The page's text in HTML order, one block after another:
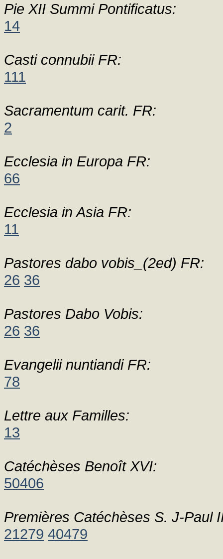
Pie XII Summi Pontificatus:
14
Casti connubii FR:
111
Sacramentum carit. FR:
2
Ecclesia in Europa FR:
66
Ecclesia in Asia FR:
11
Pastores dabo vobis_(2ed) FR:
26 36
Pastores Dabo Vobis:
26 36
Evangelii nuntiandi FR:
78
Lettre aux Familles:
13
Catéchèses Benoît XVI:
50406
Premières Catéchèses S. J-Paul
21279 40479